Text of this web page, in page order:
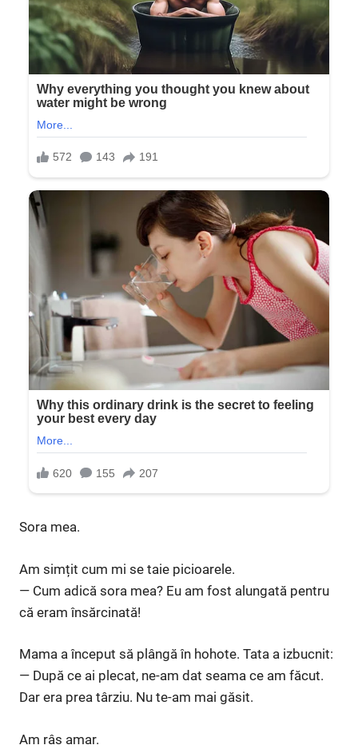
Sora mea.
Am simțit cum mi se taie picioarele.
— Cum adică sora mea? Eu am fost alungată pentru
că eram însărcinată!
Mama a început să plângă în hohote. Tata a izbucnit:
— După ce ai plecat, ne-am dat seama ce am făcut.
Dar era prea târziu. Nu te-am mai găsit.
Am râs amar.